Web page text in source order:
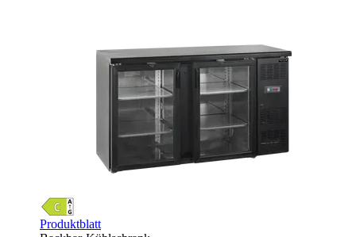
Produktblatt